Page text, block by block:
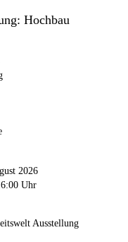
Hochbau
2026
Uhr
Ausstellung